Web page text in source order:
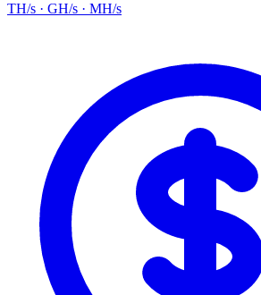
TH/s · GH/s · MH/s